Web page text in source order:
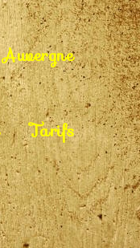
Auvergne
Tarifs